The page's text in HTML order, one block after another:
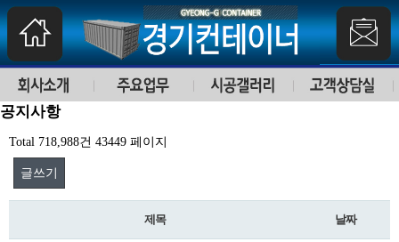
공지사항
Total 718,988건 43449 페이지
글쓰기
제목 날짜